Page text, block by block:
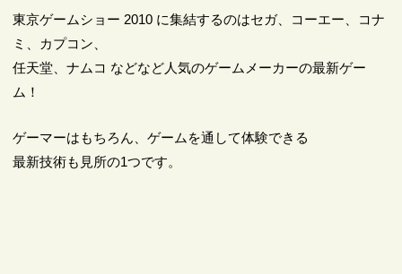
東京ゲームショー 2010 に集結するのはセガ、コーエー、コナ
ミ、カプコン、
任天堂、ナムコ などなど人気のゲームメーカーの最新ゲー
ム！
ゲーマーはもちろん、ゲームを通して体験できる
最新技術も見所の1つです。